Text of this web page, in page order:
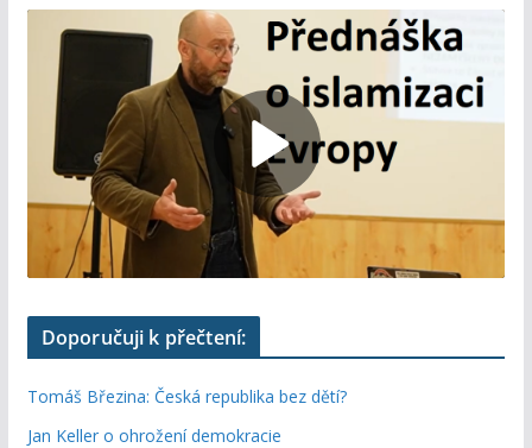
Doporučuji k přečtení:
Tomáš Březina: Česká republika bez dětí?
Jan Keller o ohrožení demokracie